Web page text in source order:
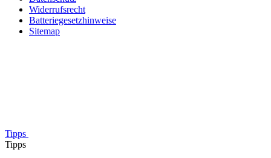
Widerrufsrecht
Batteriegesetzhinweise
Sitemap
Tipps
Tipps